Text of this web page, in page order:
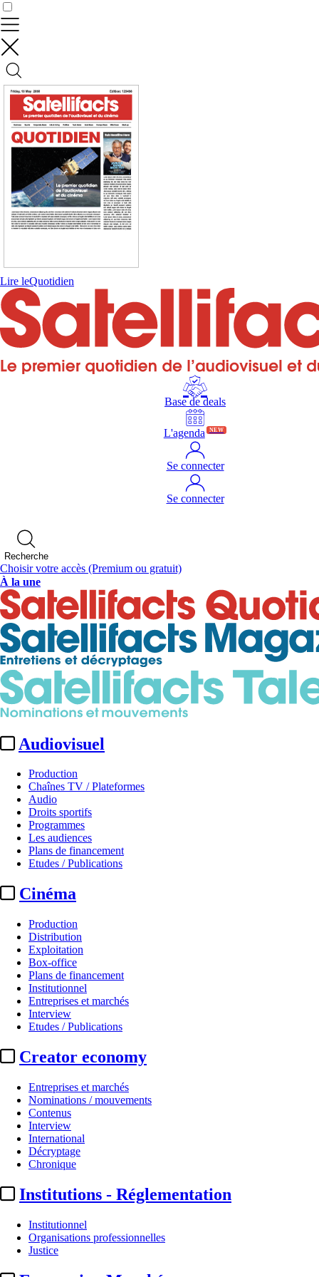
Lire leQuotidien
Base de deals
L'agenda NEW
Se connecter
Se connecter
Recherche
Choisir votre accès (Premium ou gratuit)
À la une
Audiovisuel
Production
Chaînes TV / Plateformes
Audio
Droits sportifs
Programmes
Les audiences
Plans de financement
Etudes / Publications
Cinéma
Production
Distribution
Exploitation
Box-office
Plans de financement
Institutionnel
Entreprises et marchés
Interview
Etudes / Publications
Creator economy
Entreprises et marchés
Nominations / mouvements
Contenus
Interview
International
Décryptage
Chronique
Institutions - Réglementation
Institutionnel
Organisations professionnelles
Justice
Contrôler vos données